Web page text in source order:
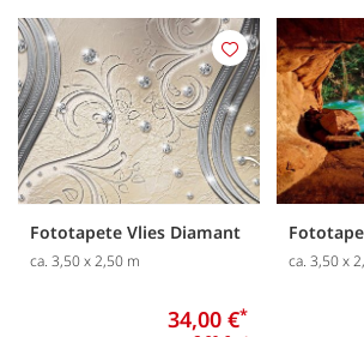
Fototapete Vlies Diamant
ca. 3,50 x 2,50 m
34,00 €*
Merken
ca. 3,50 x